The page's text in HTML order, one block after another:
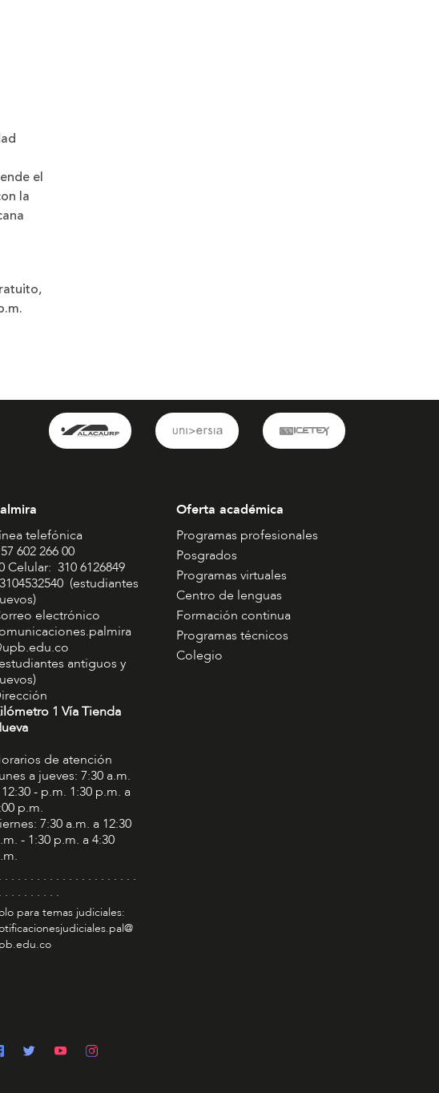
el
la
telefónica
602 266 00
Celular: 310 6126849
(estudiantes
electrónico
antiguos y
1 Vía Tienda
de atención
a jueves: 7:30 a.m.
- p.m. 1:30 p.m. a
p.m.
7:30 a.m. a 12:30
- 1:30 p.m. a 4:30
. . . . . . . . . . . . . . . . . . . . .
. . . . . . . . .
para temas judiciales:
Oferta académica
Programas profesionales
Posgrados
Programas virtuales
Centro de lenguas
Formación continua
Programas técnicos
Colegio